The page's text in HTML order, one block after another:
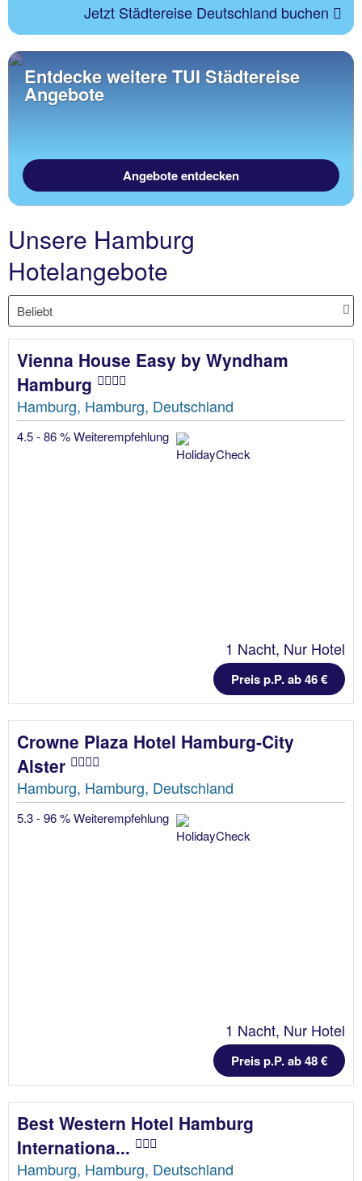
Jetzt Städtereise Deutschland buchen
Entdecke weitere TUI Städtereise
Angebote
Angebote entdecken
Unsere Hamburg
Hotelangebote
Vienna House Easy by Wyndham
Hamburg
Hamburg, Hamburg, Deutschland
4.5 - 86 % Weiterempfehlung
1 Nacht, Nur Hotel
Preis p.P. ab 46 €
Crowne Plaza Hotel Hamburg-City
Alster
Hamburg, Hamburg, Deutschland
5.3 - 96 % Weiterempfehlung
1 Nacht, Nur Hotel
Preis p.P. ab 48 €
Best Western Hotel Hamburg
Internationa...
Hamburg, Hamburg, Deutschland